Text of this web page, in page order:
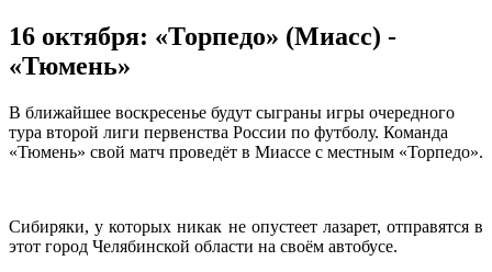
16 октября: «Торпедо» (Миасс) -
«Тюмень»
В ближайшее воскресенье будут сыграны игры очередного
тура второй лиги первенства России по футболу. Команда
«Тюмень» свой матч проведёт в Миассе с местным «Торпедо».
Сибиряки, у которых никак не опустеет лазарет, отправятся в
этот город Челябинской области на своём автобусе.